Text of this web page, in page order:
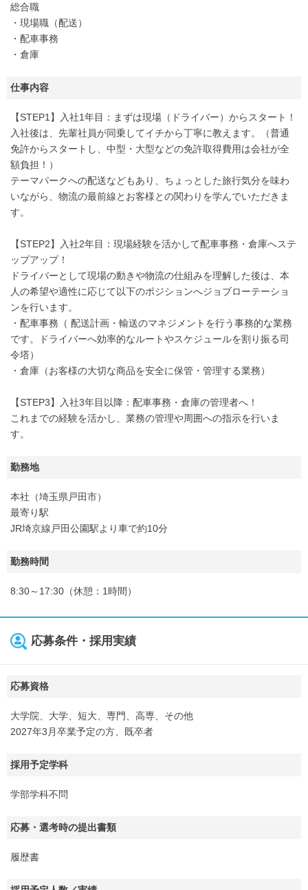
総合職
・現場職（配送）
・配車事務
・倉庫
仕事内容
【STEP1】入社1年目：まずは現場（ドライバー）からスタート！
入社後は、先輩社員が同乗してイチから丁寧に教えます。（普通
免許からスタートし、中型・大型などの免許取得費用は会社が全
額負担！）
テーマパークへの配送などもあり、ちょっとした旅行気分を味わ
いながら、物流の最前線とお客様との関わりを学んでいただきま
す。
【STEP2】入社2年目：現場経験を活かして配車事務・倉庫へステ
ップアップ！
ドライバーとして現場の動きや物流の仕組みを理解した後は、本
人の希望や適性に応じて以下のポジションへジョブローテーショ
ンを行います。
・配車事務（ 配送計画・輸送のマネジメントを行う事務的な業務
です。ドライバーへ効率的なルートやスケジュールを割り振る司
令塔）
・倉庫（お客様の大切な商品を安全に保管・管理する業務）
【STEP3】入社3年目以降：配車事務・倉庫の管理者へ！
これまでの経験を活かし、業務の管理や周囲への指示を行いま
す。
勤務地
本社（埼玉県戸田市）
最寄り駅
JR埼京線戸田公園駅より車で約10分
勤務時間
8:30～17:30（休憩：1時間）
応募条件・採用実績
応募資格
大学院、大学、短大、専門、高専、その他
2027年3月卒業予定の方、既卒者
採用予定学科
学部学科不問
応募・選考時の提出書類
履歴書